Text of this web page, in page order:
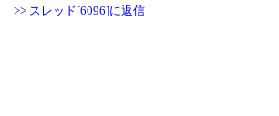
>> スレッド[6096]に返信